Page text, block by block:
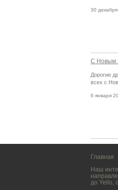
30
С Новым
Дорогие
всех с
6 января
Главная
Наш
до Yello,